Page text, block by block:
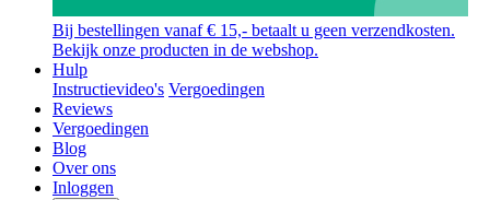
Bij bestellingen vanaf € 15,- betaalt u geen verzendkosten.
Bekijk onze producten in de webshop.
Hulp
Instructievideo's Vergoedingen
Reviews
Vergoedingen
Blog
Over ons
Inloggen